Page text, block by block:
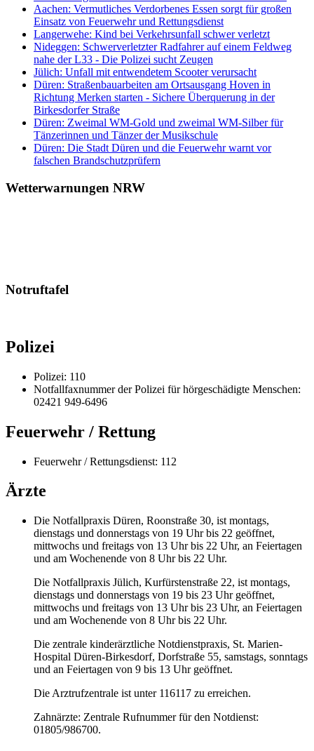
Aachen: Vermutliches Verdorbenes Essen sorgt für großen
Einsatz von Feuerwehr und Rettungsdienst
Langerwehe: Kind bei Verkehrsunfall schwer verletzt
Nideggen: Schwerverletzter Radfahrer auf einem Feldweg
nahe der L33 - Die Polizei sucht Zeugen
Jülich: Unfall mit entwendetem Scooter verursacht
Düren: Straßenbauarbeiten am Ortsausgang Hoven in
Richtung Merken starten - Sichere Überquerung in der
Birkesdorfer Straße
Düren: Zweimal WM-Gold und zweimal WM-Silber für
Tänzerinnen und Tänzer der Musikschule
Düren: Die Stadt Düren und die Feuerwehr warnt vor
falschen Brandschutzprüfern
Wetterwarnungen NRW
Notruftafel
Polizei
Polizei: 110
Notfallfaxnummer der Polizei für hörgeschädigte Menschen:
02421 949-6496
Feuerwehr / Rettung
Feuerwehr / Rettungsdienst: 112
Ärzte
Die Notfallpraxis Düren, Roonstraße 30, ist montags,
dienstags und donnerstags von 19 Uhr bis 22 geöffnet,
mittwochs und freitags von 13 Uhr bis 22 Uhr, an Feiertagen
und am Wochenende von 8 Uhr bis 22 Uhr.
Die Notfallpraxis Jülich, Kurfürstenstraße 22, ist montags,
dienstags und donnerstags von 19 bis 23 Uhr geöffnet,
mittwochs und freitags von 13 Uhr bis 23 Uhr, an Feiertagen
und am Wochenende von 8 Uhr bis 22 Uhr.
Die zentrale kinderärztliche Notdienstpraxis, St. Marien-
Hospital Düren-Birkesdorf, Dorfstraße 55, samstags, sonntags
und an Feiertagen von 9 bis 13 Uhr geöffnet.
Die Arztrufzentrale ist unter 116117 zu erreichen.
Zahnärzte: Zentrale Rufnummer für den Notdienst:
01805/986700.